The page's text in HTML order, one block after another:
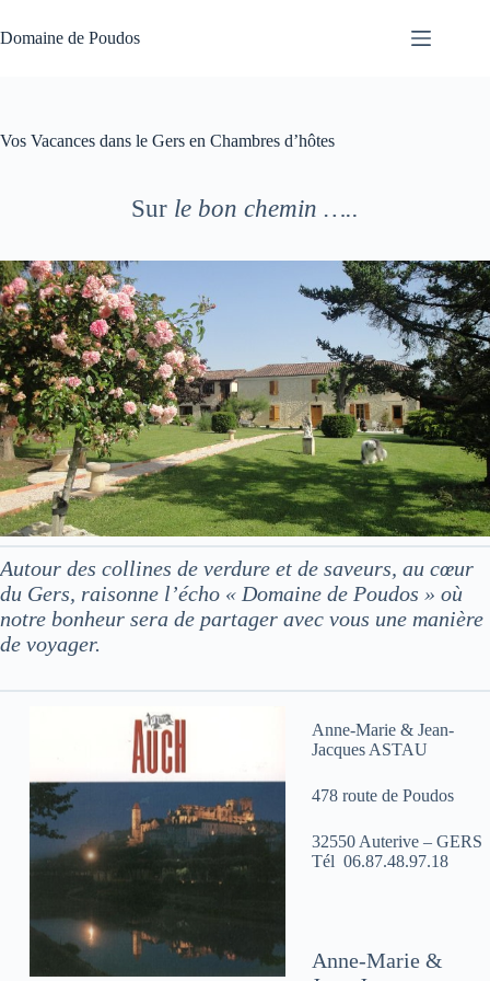
au
contenu
Domaine de Poudos
Vos Vacances dans le Gers en Chambres d’hôtes
Sur le bon chemin …..
Autour des collines de verdure et de saveurs, au cœur
du Gers, raisonne l’écho « Domaine de Poudos » où
notre bonheur sera de partager avec vous une manière
de voyager.
Anne-Marie & Jean-
Jacques ASTAU
478 route de Poudos
32550 Auterive – GERS
Tél 06.87.48.97.18
Anne-Marie &